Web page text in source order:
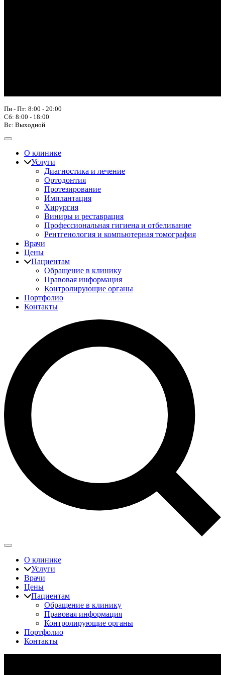
Пн - Пт: 8:00 - 20:00
Сб: 8:00 - 18:00
Вс: Выходной
О клинике
Услуги
Диагностика и лечение
Ортодонтия
Протезирование
Имплантация
Хирургия
Виниры и реставрация
Профессиональная гигиена и отбеливание
Рентгенология и компьютерная томография
Врачи
Цены
Пациентам
Обращение в клинику
Правовая информация
Контролирующие органы
Портфолио
Контакты
О клинике
Услуги
Врачи
Цены
Пациентам
Обращение в клинику
Правовая информация
Контролирующие органы
Портфолио
Контакты